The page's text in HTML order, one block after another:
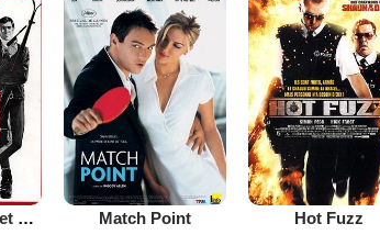
Au service secret de sa Majesté Match Point Hot Fuzz